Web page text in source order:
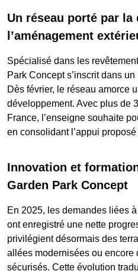
Un réseau porté par la
l’aménagement
Spécialisé dans les
Park Concept s’inscrit dans
Dès février, le réseau amorce
développement. Avec plus de
France, l’enseigne souhaite
en consolidant l’appui
Innovation et
Garden Park Concept
En 2025, les demandes liées
ont enregistré une nette
privilégient désormais des
allées modernisées ou encore
sécurisés. Cette évolution